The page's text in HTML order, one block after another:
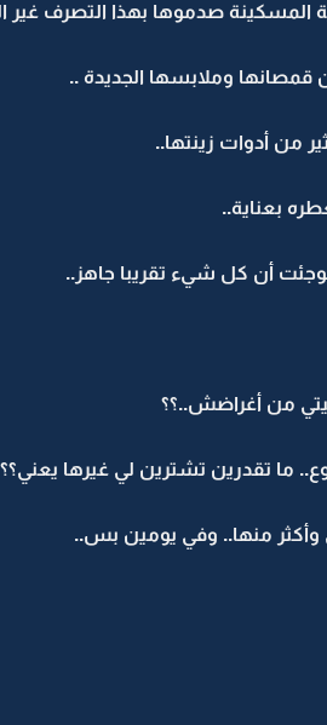
المسكينة صدموها بهذا التصرف غير
قمصانها وملابسها الجديدة ..
من أدوات زينتها..
بعناية..
أن كل شيء تقريبا جاهز..
من أغراضش..؟؟
ما تقدرين تشترين لي غيرها يعني؟؟
وأكثر منها.. وفي يومين بس..